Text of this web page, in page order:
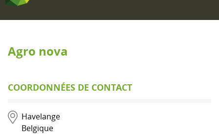
Agro nova
COORDONNÉES DE CONTACT
Havelange
Belgique